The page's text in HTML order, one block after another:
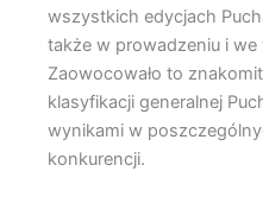
wszystkich edycjach
także w prowadzeniu i
Zaowocowało to
klasyfikacji generalnej
wynikami w
konkurencji.